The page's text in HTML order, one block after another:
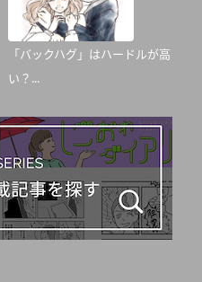
「バックハグ」はハードルが高
い？...